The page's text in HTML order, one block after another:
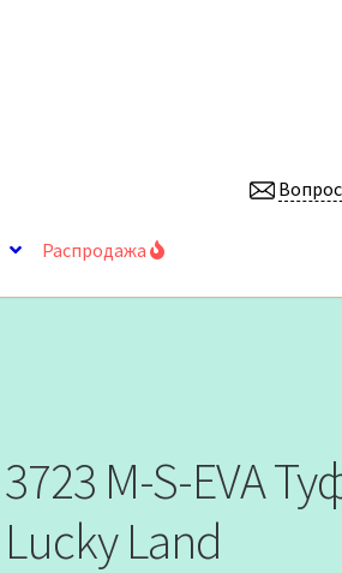
Распродажа
3723 M-S-EVA
Lucky Land